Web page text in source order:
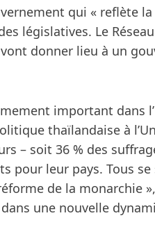
qui « reflète
législatives. Le
donner lieu à un
important dans
thaïlandaise à
– soit 36 % des
pour leur pays. Tous
de la monarchie
une nouvelle